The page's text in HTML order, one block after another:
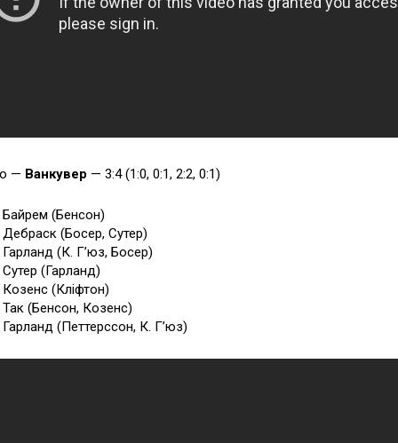
— Ванкувер — 3:4 (1:0, 0:1, 2:2, 0:1)
(Бенсон)
(Босер, Сутер)
(К. Г’юз, Босер)
(Гарланд)
(Кліфтон)
(Бенсон, Козенс)
(Петтерссон, К. Г’юз)